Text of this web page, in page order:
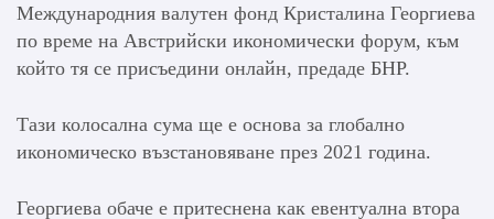
Международния валутен фонд Кристалина Георгиева
по време на Австрийски икономически форум, към
който тя се присъедини онлайн, предаде БНР.
Тази колосална сума ще е основа за глобално
икономическо възстановяване през 2021 година.
Георгиева обаче е притеснена как евентуална втора